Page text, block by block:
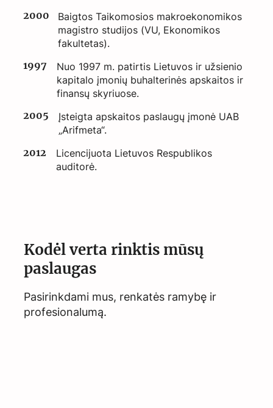
2000
Baigtos Taikomosios makroekonomikos
magistro studijos (VU, Ekonomikos
fakultetas).
1997
Nuo 1997 m. patirtis Lietuvos ir užsienio
kapitalo įmonių buhalterinės apskaitos ir
finansų skyriuose.
2005
Įsteigta apskaitos paslaugų įmonė UAB
„Arifmeta“.
2012
Licencijuota Lietuvos Respublikos
auditorė.
Kodėl verta rinktis mūsų
paslaugas
Pasirinkdami mus, renkatės ramybę ir
profesionalumą.